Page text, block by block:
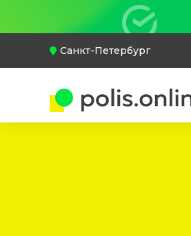
Санкт-Петербург